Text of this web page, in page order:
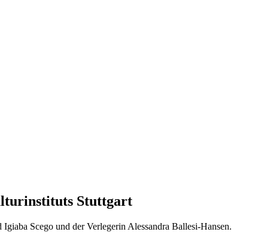
Stuttgart
Scego und der Verlegerin Alessandra Ballesi-Hansen.